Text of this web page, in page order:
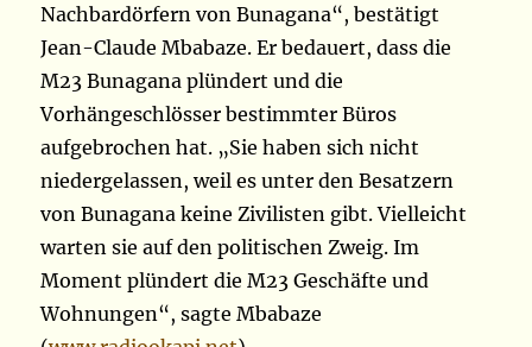
Nachbardörfern von Bunagana“, bestätigt
Jean-Claude Mbabaze. Er bedauert, dass die
M23 Bunagana plündert und die
Vorhängeschlösser bestimmter Büros
aufgebrochen hat. „Sie haben sich nicht
niedergelassen, weil es unter den Besatzern
von Bunagana keine Zivilisten gibt. Vielleicht
warten sie auf den politischen Zweig. Im
Moment plündert die M23 Geschäfte und
Wohnungen“, sagte Mbabaze